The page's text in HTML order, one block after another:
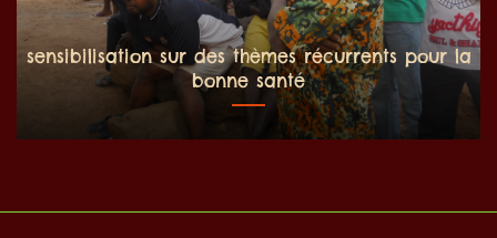
sensibilisation sur des thèmes récurrents pour la
bonne santé